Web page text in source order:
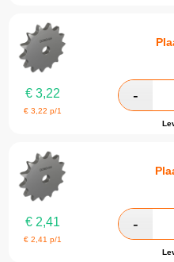
€ 3,22
€3,22 p/1
€ 2,41
€2,41 p/1